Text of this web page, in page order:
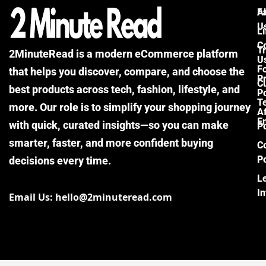
2MinuteRead is a modern eCommerce platform
that helps you discover, compare, and choose the
best products across tech, fashion, lifestyle, and
more. Our role is to simplify your shopping journey
with quick, curated insights—so you can make
smarter, faster, and more confident buying
decisions every time.
Email Us: hello@2minuteread.com